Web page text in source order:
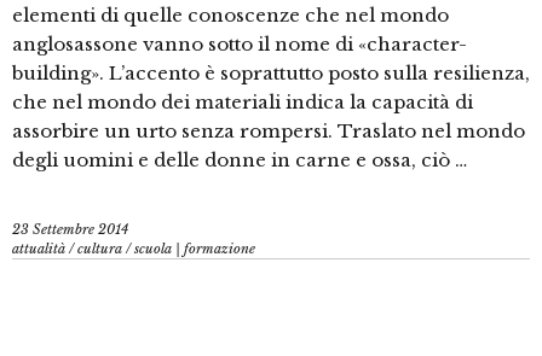
elementi di quelle conoscenze che nel mondo
anglosassone vanno sotto il nome di «character-
building». L’accento è soprattutto posto sulla resilienza,
che nel mondo dei materiali indica la capacità di
assorbire un urto senza rompersi. Traslato nel mondo
degli uomini e delle donne in carne e ossa, ciò …
23 Settembre 2014
attualità /cultura /scuola | formazione